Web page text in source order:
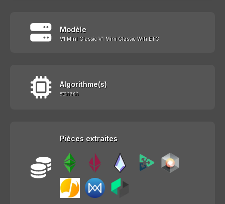
Modèle
V1 Mini Classic V1 Mini Classic Wifi ETC
Algorithme(s)
etchash
Pièces extraites